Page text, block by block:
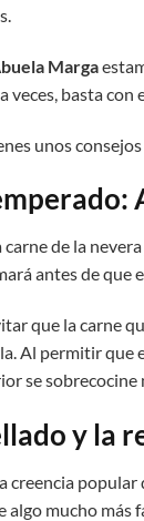
Marga
veces, basta
unos
carne de la
antes de que
que la carne
Al permitir que
se
y la
creencia popular
algo mucho más